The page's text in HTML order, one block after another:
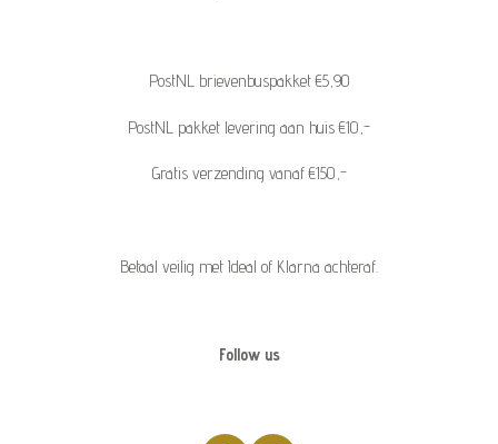
PostNL brievenbuspakket €5,90
PostNL pakket levering aan huis €10,-
Gratis verzending vanaf €150,-
Betaal veilig met Ideal of Klarna achteraf.
Follow us